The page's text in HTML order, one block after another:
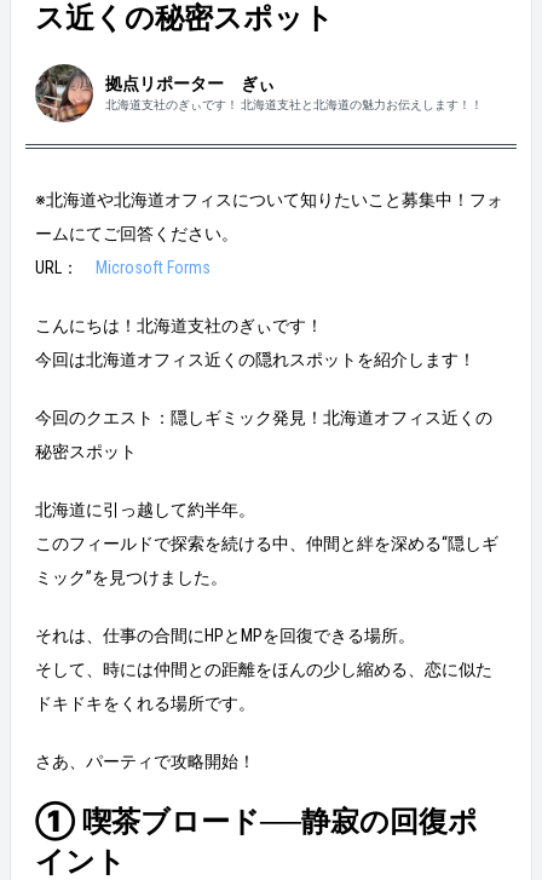
ス近くの秘密スポット
拠点リポーター ぎぃ
北海道支社のぎぃです！ 北海道支社と北海道の魅力お伝えします！！
※北海道や北海道オフィスについて知りたいこと募集中！フォ
ームにてご回答ください。
URL：
Microsoft Forms
こんにちは！北海道支社のぎぃです！
今回は北海道オフィス近くの隠れスポットを紹介します！
今回のクエスト：隠しギミック発見！北海道オフィス近くの
秘密スポット
北海道に引っ越して約半年。
このフィールドで探索を続ける中、仲間と絆を深める“隠しギ
ミック”を見つけました。
それは、仕事の合間にHPとMPを回復できる場所。
そして、時には仲間との距離をほんの少し縮める、恋に似た
ドキドキをくれる場所です。
さあ、パーティで攻略開始！
① 喫茶ブロード──静寂の回復ポ
イント